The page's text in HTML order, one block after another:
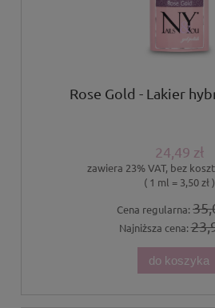
Rose Gold - Lakier
24,49 zł
zawiera 23% VAT, bez
( 1 ml = 3,50 zł )
Cena regularna:
Najniższa cena:
do koszyka